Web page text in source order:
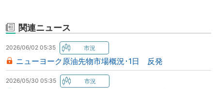
関連ニュース
2026/06/02 05:35
ニューヨーク原油先物市場概況･1日 反発
2026/05/30 05:35